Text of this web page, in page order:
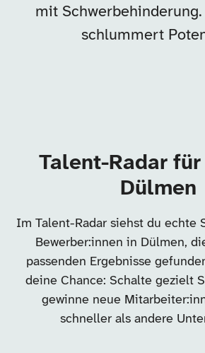
mit
schlummert
Talent-Radar
Dülmen
Im Talent-Radar siehst du echte
Bewerber:innen in Dülmen,
passenden Ergebnisse
deine Chance: Schalte gezielt
gewinne neue
schneller als andere